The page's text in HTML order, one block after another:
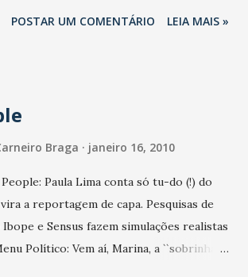
POSTAR UM COMENTÁRIO LEIA MAIS »
Braga janeiro 16, 2010
Paula Lima conta só tu-do (!) do
a reportagem de capa. Pesquisas de
e Sensus fazem simulações realistas
Político: Vem aí, Marina, a ``sobrinha